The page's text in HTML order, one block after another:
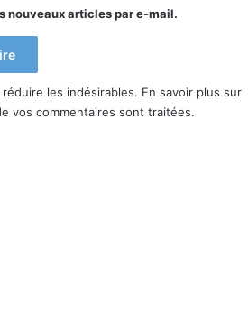
nouveaux articles par e-mail.
les indésirables. En savoir plus sur
vos commentaires sont traitées.